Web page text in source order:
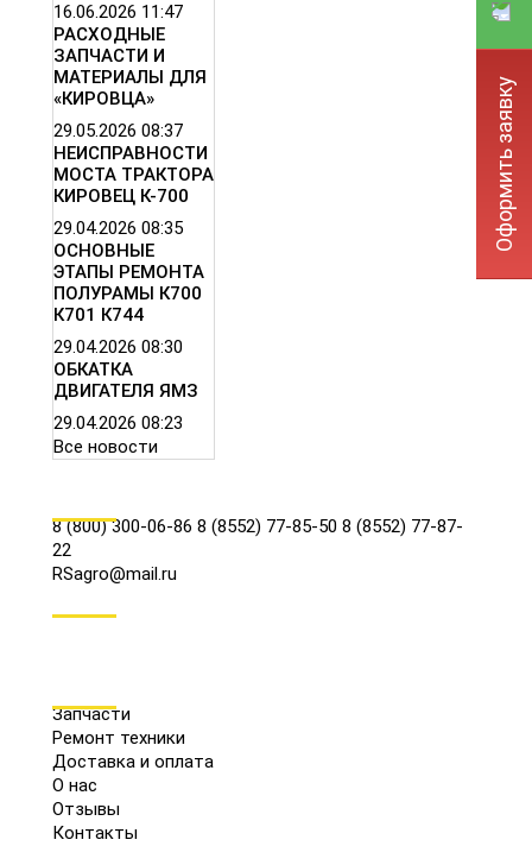
16.06.2026 11:47
РАСХОДНЫЕ
ЗАПЧАСТИ И
МАТЕРИАЛЫ ДЛЯ
«КИРОВЦА»
29.05.2026 08:37
НЕИСПРАВНОСТИ
МОСТА ТРАКТОРА
КИРОВЕЦ К-700
29.04.2026 08:35
ОСНОВНЫЕ
ЭТАПЫ РЕМОНТА
ПОЛУРАМЫ К700
К701 К744
29.04.2026 08:30
ОБКАТКА
ДВИГАТЕЛЯ ЯМЗ
29.04.2026 08:23
Все новости
8 (800) 300-06-86 8 (8552) 77-85-50 8 (8552) 77-87-
22
RSagro@mail.ru
Запчасти
Ремонт техники
Доставка и оплата
О нас
Отзывы
Контакты
Оформить заявку